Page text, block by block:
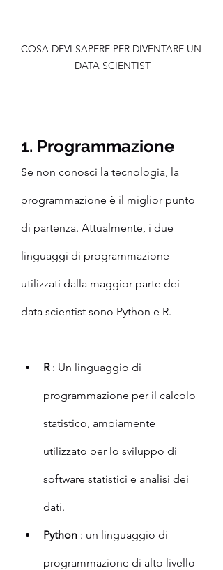
COSA DEVI SAPERE PER DIVENTARE UN
DATA SCIENTIST
1. Programmazione
Se non conosci la tecnologia, la
programmazione è il miglior punto
di partenza. Attualmente, i due
linguaggi di programmazione
utilizzati dalla maggior parte dei
data scientist sono Python e R.
R : Un linguaggio di
programmazione per il calcolo
statistico, ampiamente
utilizzato per lo sviluppo di
software statistici e analisi dei
dati.
Python : un linguaggio di
programmazione di alto livello